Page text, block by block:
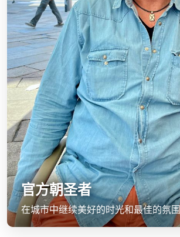
官方朝圣者
在城市中继续美好的时光和最佳的氛围